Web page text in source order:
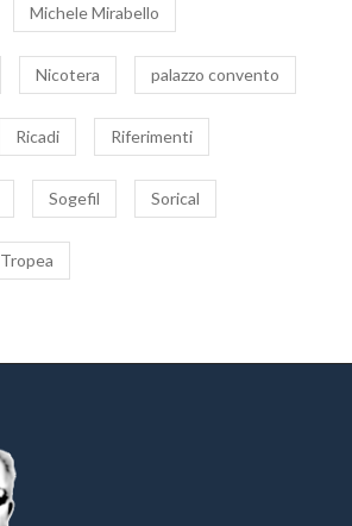
Michele Mirabello
Nicotera palazzo convento
Ricadi Riferimenti
Sogefil Sorical
Tropea